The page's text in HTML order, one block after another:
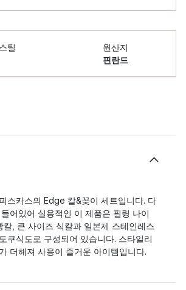
틸
원산지
핀란드
스카스의 Edge 칼&꽂이 세트입니다. 다
어있어 실용적인 이 제품은 필링 나이
칼, 큰 사이즈 식칼과 일본제 스테인레스
쿠식도로 구성되어 있습니다. 스타일리
더해져 사용이 즐거운 아이템입니다.